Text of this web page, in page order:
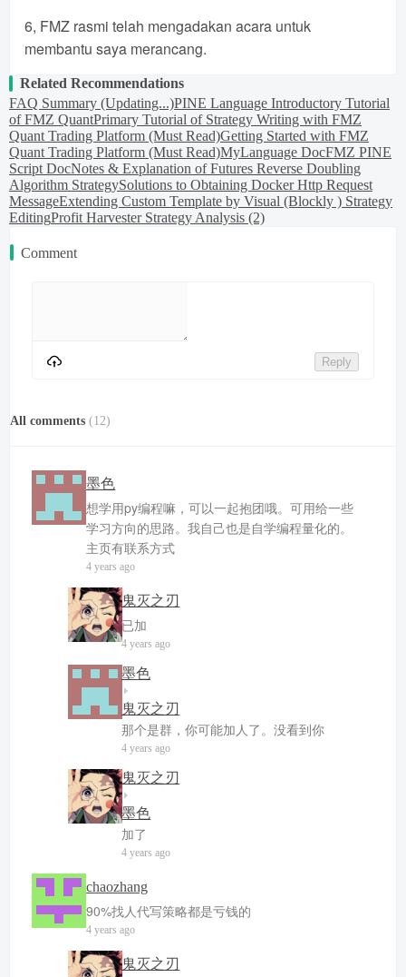
6, FMZ rasmi telah mengadakan acara untuk
membantu saya merancang.
Related Recommendations
FAQ Summary (Updating...)PINE Language Introductory Tutorial
of FMZ QuantPrimary Tutorial of Strategy Writing with FMZ
Quant Trading Platform (Must Read)Getting Started with FMZ
Quant Trading Platform (Must Read)MyLanguage DocFMZ PINE
Script DocNotes & Explanation of Futures Reverse Doubling
Algorithm StrategySolutions to Obtaining Docker Http Request
MessageExtending Custom Template by Visual (Blockly ) Strategy
EditingProfit Harvester Strategy Analysis (2)
Comment
Reply
All comments (12)
墨色
想学用py编程嘛，可以一起抱团哦。可用给一些
学习方向的思路。我自己也是自学编程量化的。
主页有联系方式
4 years ago
鬼灭之刃
已加
4 years ago
墨色
鬼灭之刃
那个是群，你可能加人了。没看到你
4 years ago
鬼灭之刃
墨色
加了
4 years ago
chaozhang
90%找人代写策略都是亏钱的
4 years ago
鬼灭之刃